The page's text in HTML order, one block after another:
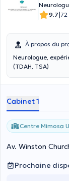
9.7|72
À propos du
Neurologue,
(TDAH, TSA)
Cabinet 1
Centre Mimosa
Av. Winston
Prochaine